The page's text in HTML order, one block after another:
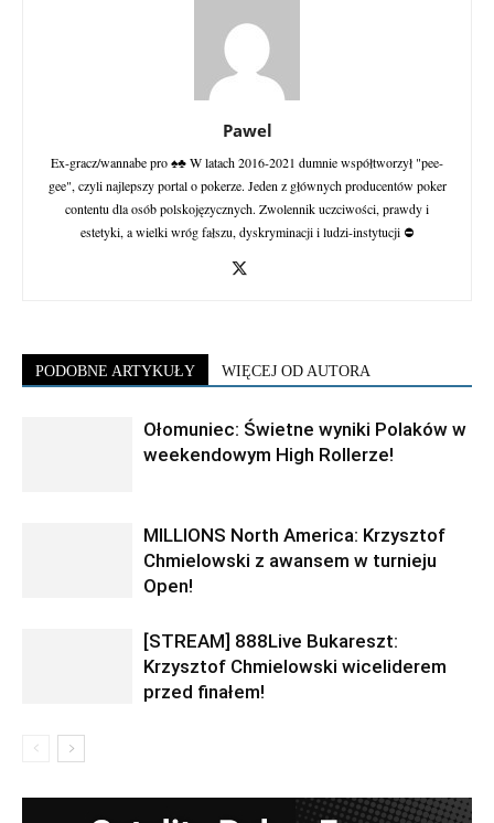
Pawel
Ex-gracz/wannabe pro ♠♣ W latach 2016-2021 dumnie współtworzył "pee-
gee", czyli najlepszy portal o pokerze. Jeden z głównych producentów poker
contentu dla osób polskojęzycznych. Zwolennik uczciwości, prawdy i
estetyki, a wielki wróg fałszu, dyskryminacji i ludzi-instytucji ⛔
PODOBNE ARTYKUŁY WIĘCEJ OD AUTORA
Ołomuniec: Świetne wyniki Polaków w
weekendowym High Rollerze!
MILLIONS North America: Krzysztof
Chmielowski z awansem w turnieju
Open!
[STREAM] 888Live Bukareszt:
Krzysztof Chmielowski wiceliderem
przed finałem!